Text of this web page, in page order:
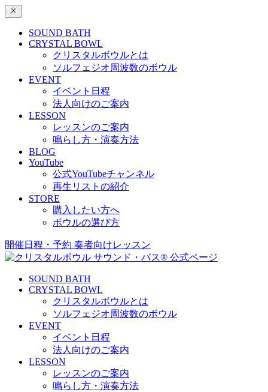
SOUND BATH
CRYSTAL BOWL
クリスタルボウルとは
ソルフェジオ周波数のボウル
EVENT
イベント日程
法人向けのご案内
LESSON
レッスンのご案内
鳴らし方・演奏方法
BLOG
YouTube
公式YouTubeチャンネル
再生リストの紹介
STORE
購入したい方へ
ボウルの選び方
開催日程・予約 奏者向けレッスン
SOUND BATH
CRYSTAL BOWL
クリスタルボウルとは
ソルフェジオ周波数のボウル
EVENT
イベント日程
法人向けのご案内
LESSON
レッスンのご案内
鳴らし方・演奏方法